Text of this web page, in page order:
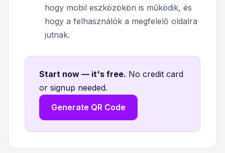
hogy mobil eszközökön is működik, és
hogy a felhasználók a megfelelő oldalra
jutnak.
Start now — it's free. No credit card
or signup needed.
Generate QR Code